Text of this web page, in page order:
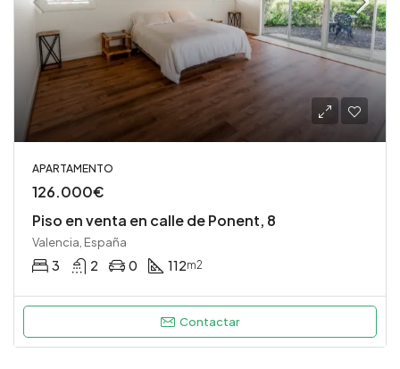
APARTAMENTO
126.000€
Piso en venta en calle de Ponent, 8
Valencia, España
3 2 0 112m2
Contactar